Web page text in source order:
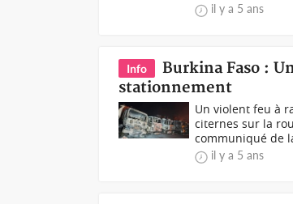
il y a 5 ans
Info
Burkina Faso :
stationnement
Un violent feu à
citernes sur la
communiqué de
il y a 5 ans